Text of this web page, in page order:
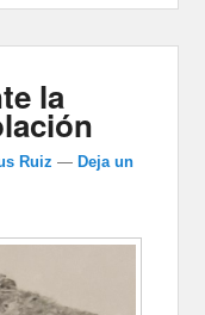
la
Ruiz — Deja un